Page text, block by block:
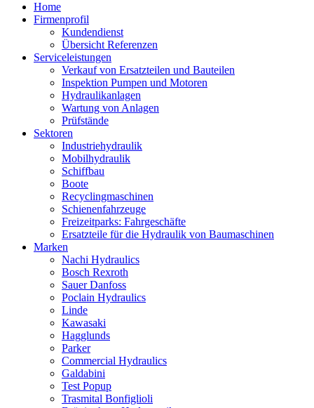
Home
Firmenprofil
Kundendienst
Übersicht Referenzen
Serviceleistungen
Verkauf von Ersatzteilen und Bauteilen
Inspektion Pumpen und Motoren
Hydraulikanlagen
Wartung von Anlagen
Prüfstände
Sektoren
Industriehydraulik
Mobilhydraulik
Schiffbau
Boote
Recyclingmaschinen
Schienenfahrzeuge
Freizeitparks: Fahrgeschäfte
Ersatzteile für die Hydraulik von Baumaschinen
Marken
Nachi Hydraulics
Bosch Rexroth
Sauer Danfoss
Poclain Hydraulics
Linde
Kawasaki
Hagglunds
Parker
Commercial Hydraulics
Galdabini
Test Popup
Trasmital Bonfiglioli